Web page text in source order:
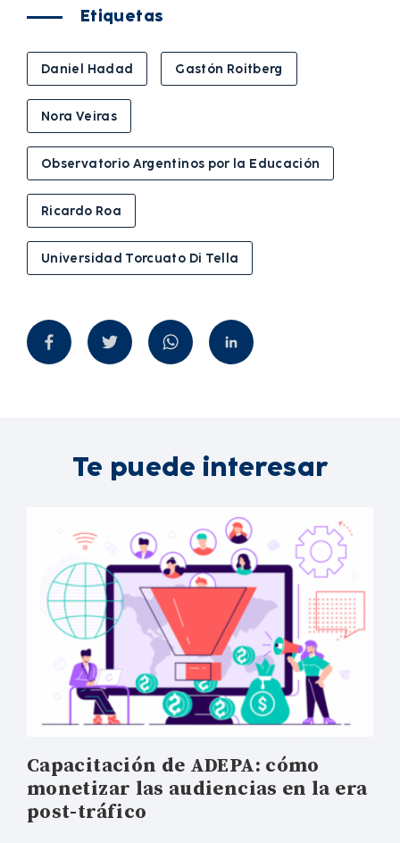
Etiquetas
Daniel Hadad Gastón Roitberg
Nora Veiras
Observatorio Argentinos por la Educación
Ricardo Roa
Universidad Torcuato Di Tella
Te puede interesar
Capacitación de ADEPA: cómo
monetizar las audiencias en la era
post-tráfico